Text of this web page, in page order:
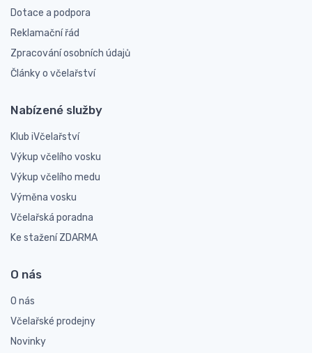
Dotace a podpora
Reklamační řád
Zpracování osobních údajů
Články o včelařství
Nabízené služby
Klub iVčelařství
Výkup včelího vosku
Výkup včelího medu
Výměna vosku
Včelařská poradna
Ke stažení ZDARMA
O nás
O nás
Včelařské prodejny
Novinky